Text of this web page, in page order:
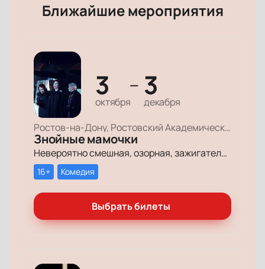
Ближайшие мероприятия
3
октября
— 3
декабря
Ростов-на-Дону, Ростовский Академический Театр Драмы, Малая сцена
Знойные мамочки
Невероятно смешная, озорная, зажигательная комедия – о том, как две прекрасные леди степенного возраста вовсе не торопятся остепеняться, и подают своим уже взрослым детям отличный пример, как жить на полную катушку.
16+ Комедия
Выбрать билеты